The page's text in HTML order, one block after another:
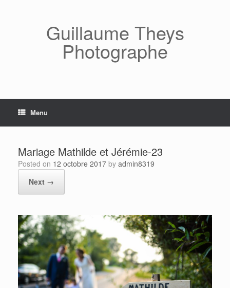
Guillaume Theys
Photographe
Menu
Mariage Mathilde et Jérémie-23
Posted on 12 octobre 2017 by admin8319
Next →